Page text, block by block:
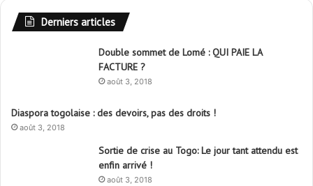
Derniers articles
Double sommet de Lomé : QUI PAIE LA
FACTURE ?
août 3, 2018
Diaspora togolaise : des devoirs, pas des droits !
août 3, 2018
Sortie de crise au Togo: Le jour tant attendu est
enfin arrivé !
août 3, 2018